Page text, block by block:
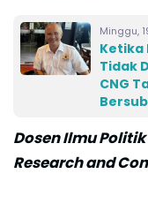
Minggu,
Ketika
Tidak
CNG
Dosen Ilmu Politik
Research and